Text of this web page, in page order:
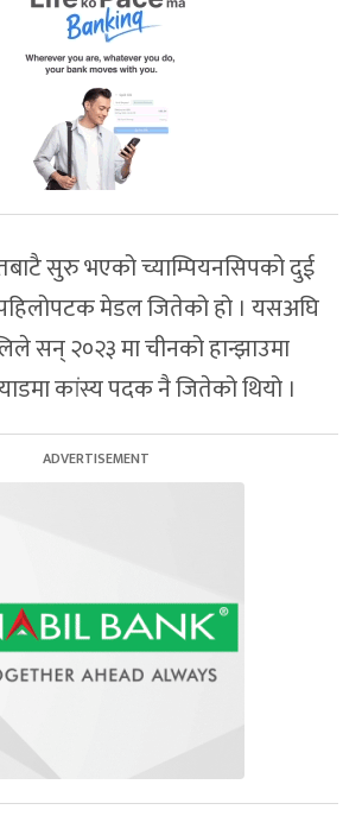
सुरु भएको च्याम्पियनसिपको दुई
मेडल जितेको हो । यसअघि
सन् २०२३ मा चीनको हान्झाउमा
कांस्य पदक नै जितेको थियो ।